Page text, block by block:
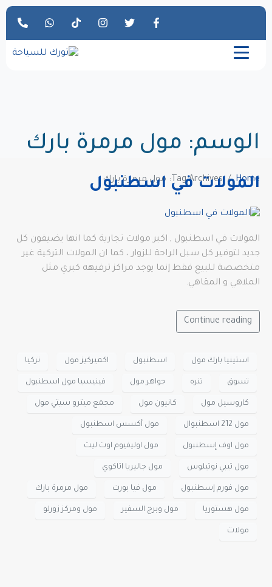
الوسم: مول مرمرة بارك
Home Tag Archives: مول مرمرة بارك
المولات في اسطنبول
المولات في اسطنبول , اكبر مولات تجارية كما انها يضيفون كل
جديد لتوفير كل سبل الراحة للزوار ، كما ان المولات التركية غير
متخصصة للبيع فقط إنما يوجد مراكز ترفيهه كبري مثل
الملاهي و المقاهي.
Continue reading
استينيا بارك مول اسطنبول اكميركيز مول تركيا
تسوق تنره جواهر مول فينيسيا مول اسطنبول
كاروسيل مول كانيون مول مجمع ميترو سيتي مول
مول 212 اسطنبوال مول أكسس اسطنبول
مول اوف إسطنبول مول اوليفيوم اوت ليت
مول تيبي نوتيلوس مول جاليريا اتاكوي
مول فورم إسطنبول مول فيا بورت مول مرمرة بارك
مول هستوريا مول وبرج السفير مول ومركز زورلو
مولات